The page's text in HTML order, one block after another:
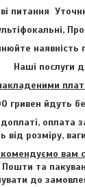
питання
наявність
Наші послуги
гривен йдуть
оплата
розміру,
вам
та
до